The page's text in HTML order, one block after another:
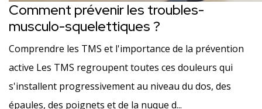
Comment prévenir les troubles-
musculo-squelettiques ?
Comprendre les TMS et l'importance de la prévention
active Les TMS regroupent toutes ces douleurs qui
s'installent progressivement au niveau du dos, des
épaules, des poignets et de la nuque d...